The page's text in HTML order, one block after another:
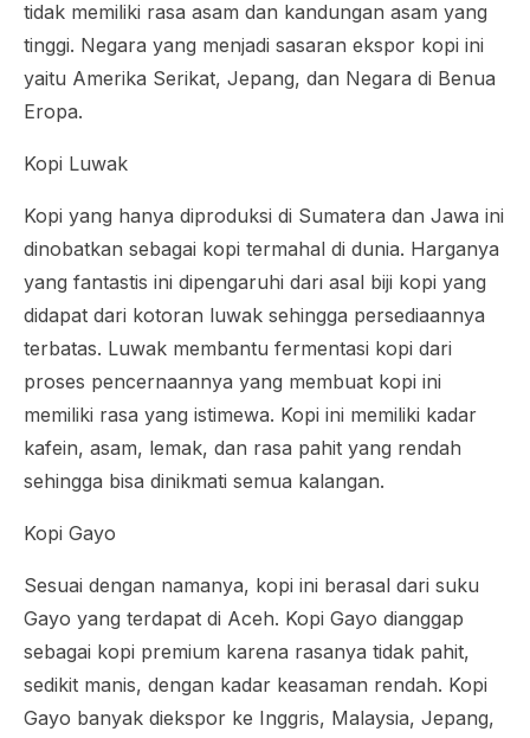
tidak memiliki rasa asam dan kandungan asam yang
tinggi. Negara yang menjadi sasaran ekspor kopi ini
yaitu Amerika Serikat, Jepang, dan Negara di Benua
Eropa.
Kopi Luwak
Kopi yang hanya diproduksi di Sumatera dan Jawa ini
dinobatkan sebagai kopi termahal di dunia. Harganya
yang fantastis ini dipengaruhi dari asal biji kopi yang
didapat dari kotoran luwak sehingga persediaannya
terbatas. Luwak membantu fermentasi kopi dari
proses pencernaannya yang membuat kopi ini
memiliki rasa yang istimewa. Kopi ini memiliki kadar
kafein, asam, lemak, dan rasa pahit yang rendah
sehingga bisa dinikmati semua kalangan.
Kopi Gayo
Sesuai dengan namanya, kopi ini berasal dari suku
Gayo yang terdapat di Aceh. Kopi Gayo dianggap
sebagai kopi premium karena rasanya tidak pahit,
sedikit manis, dengan kadar keasaman rendah. Kopi
Gayo banyak diekspor ke Inggris, Malaysia, Jepang,